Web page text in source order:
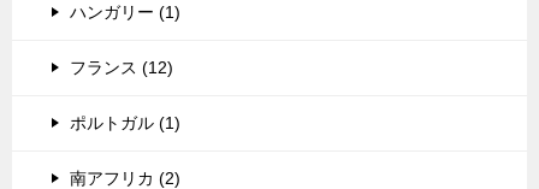
ハンガリー (1)
フランス (12)
ポルトガル (1)
南アフリカ (2)